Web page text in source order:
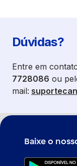
Dúvidas?
Entre em
7728086 ou
mail:
Baixe o